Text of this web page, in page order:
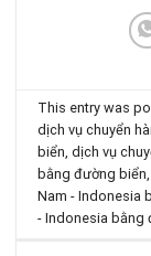
This entry was
dịch vụ chuyển
biển,dịch vụ
bằng đường biển
Nam - Indonesia
- Indonesia bằng